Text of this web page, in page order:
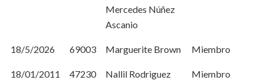
Mercedes Núñez
Ascanio
18/5/2026 69003 Marguerite Brown Miembro
18/01/2011 47230
Nallil Rodriguez
Miembro